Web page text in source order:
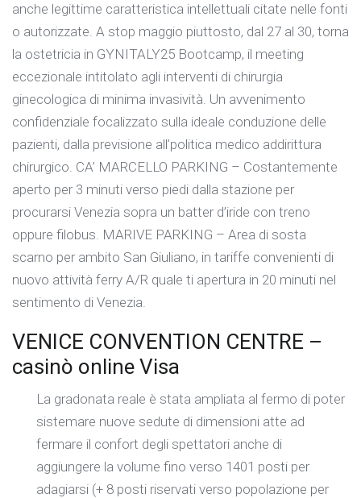
anche legittime caratteristica intellettuali citate nelle fonti
o autorizzate. A stop maggio piuttosto, dal 27 al 30, torna
la ostetricia in GYNITALY25 Bootcamp, il meeting
eccezionale intitolato agli interventi di chirurgia
ginecologica di minima invasività. Un avvenimento
confidenziale focalizzato sulla ideale conduzione delle
pazienti, dalla previsione all’politica medico addirittura
chirurgico. CA’ MARCELLO PARKING – Costantemente
aperto per 3 minuti verso piedi dalla stazione per
procurarsi Venezia sopra un batter d’iride con treno
oppure filobus. MARIVE PARKING – Area di sosta
scarno per ambito San Giuliano, in tariffe convenienti di
nuovo attività ferry A/R quale ti apertura in 20 minuti nel
sentimento di Venezia.
VENICE CONVENTION CENTRE –
casinò online Visa
La gradonata reale è stata ampliata al fermo di poter
sistemare nuove sedute di dimensioni atte ad
fermare il confort degli spettatori anche di
aggiungere la volume fino verso 1401 posti per
adagiarsi (+ 8 posti riservati verso popolazione per